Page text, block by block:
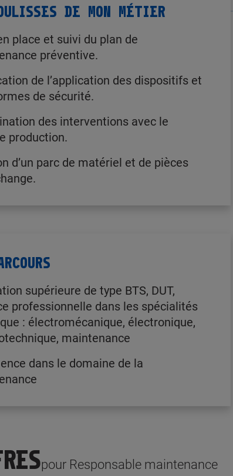
DE MON MÉTIER
place et suivi du plan de
préventive.
de l’application des dispositifs et
de sécurité.
des interventions avec le
production.
d’un parc de matériel et de pièces
supérieure de type BTS, DUT,
professionnelle dans les spécialités
: électromécanique, électronique,
maintenance
dans le domaine de la
pour Responsable maintenance